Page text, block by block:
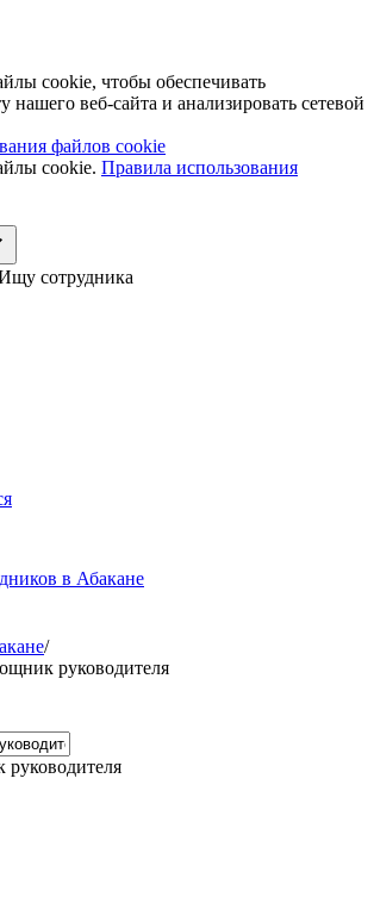
cookie, чтобы обеспечивать
нашего веб-сайта и анализировать сетевой
файлов cookie
cookie. Правила использования
сотрудника
в Абакане
/
руководителя